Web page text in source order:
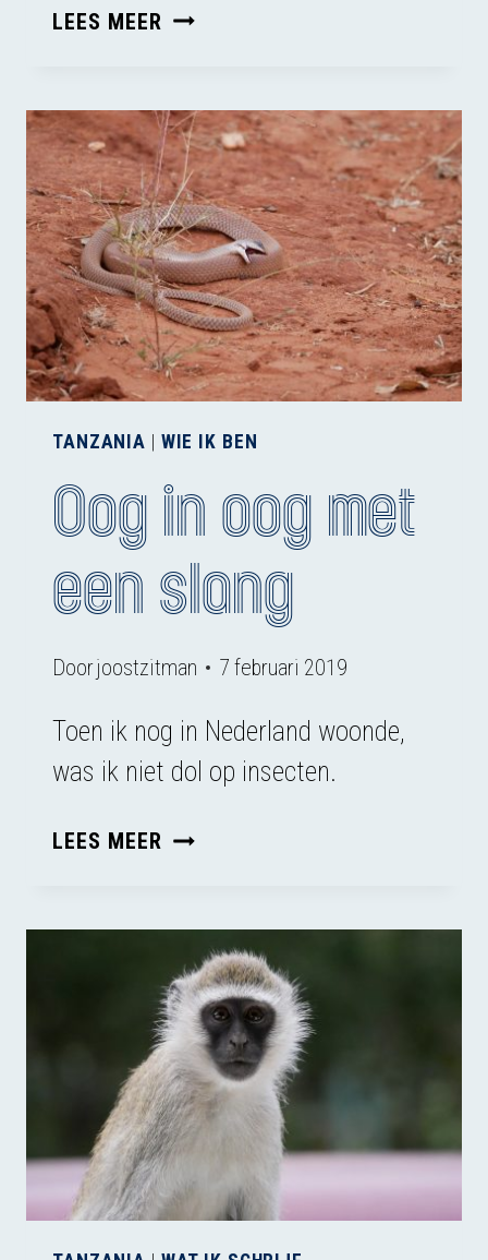
LEES MEER BOODSCHAPPERS
TANZANIA | WIE IK BEN
Oog in oog met
een slang
Doorjoostzitman 7 februari 2019
Toen ik nog in Nederland woonde,
was ik niet dol op insecten.
LEES MEER OOG
MET
EEN
SLANG